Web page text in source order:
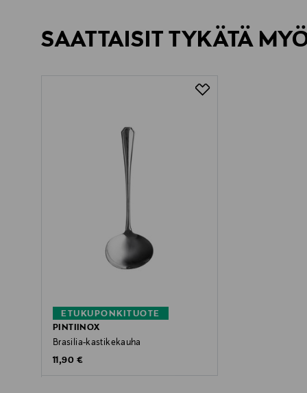
LUE TARKEMMAT PALAUTUSOHJEET
SAATTAISIT TYKÄTÄ
ETUKUPONKITUOTE
PINTIINOX
Brasilia-kastikekauha
Original Price
11,90 €